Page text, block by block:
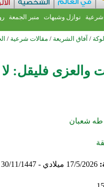
نوازل وشبهات منبر الجمعة
/ آفاق الشريعة / مقالات شرعية /
والعزى فليقل: لا
طه شعبان
17/5/2026 ميلادي - 30/11/1447 هجري